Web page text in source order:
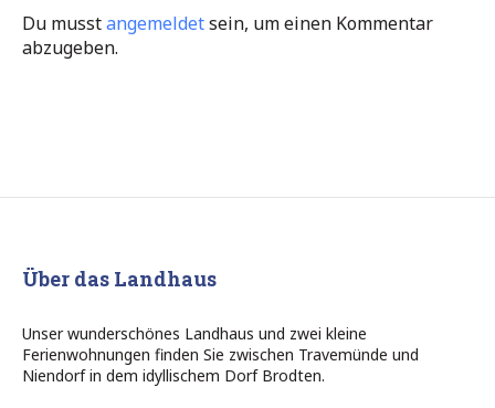
Du musstangemeldetsein, um einen Kommentar
abzugeben.
Über das Landhaus
Unser wunderschönes Landhaus und zwei kleine
Ferienwohnungen finden Sie zwischen Travemünde und
Niendorf in dem idyllischem Dorf Brodten.